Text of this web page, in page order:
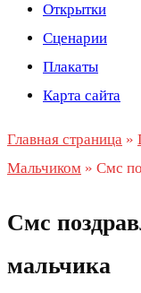
Открытки
Сценарии
Плакаты
Карта сайта
Главная страница »
Мальчиком » Смс
Смс
мальчика